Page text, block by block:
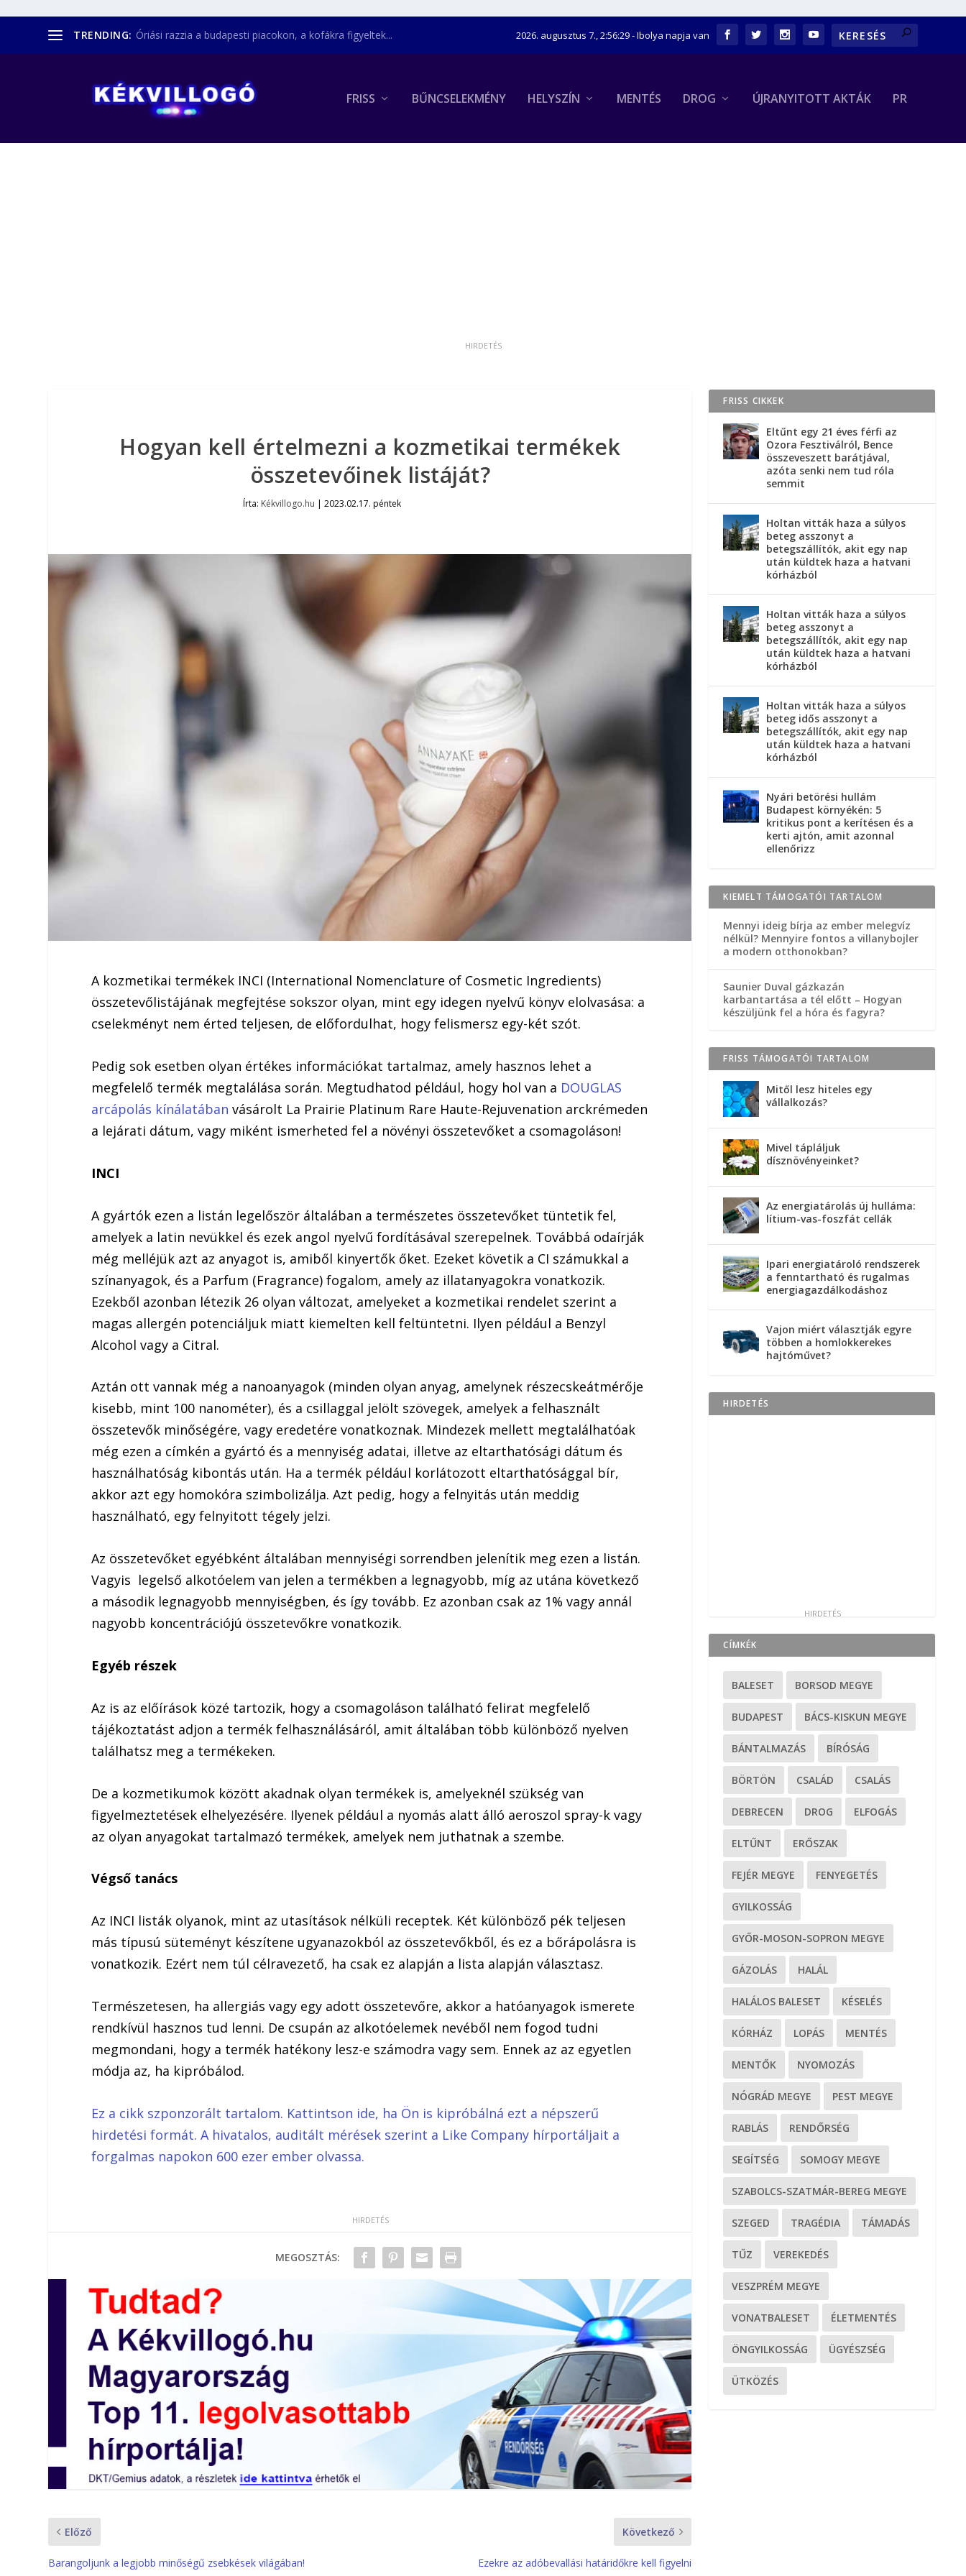
TRENDING: Óriási razzia a budapesti piacokon, a kofákra figyeltek... 2026. augusztus 7., 2:56:30- Ibolya napja van
FRISS BŰNCSELEKMÉNY HELYSZÍN MENTÉS DROG ÚJRANYITOTT AKTÁK PR
Hogyan kell értelmezni a kozmetikai termékek
összetevőinek listáját?
Írta: Kékvillogo.hu |2023.02.17. péntek
A kozmetikai termékek INCI (International Nomenclature of Cosmetic Ingredients)
összetevőlistájának megfejtése sokszor olyan, mint egy idegen nyelvű könyv elolvasása: a
cselekményt nem érted teljesen, de előfordulhat, hogy felismersz egy-két szót.
Pedig sok esetben olyan értékes információkat tartalmaz, amely hasznos lehet a
megfelelő termék megtalálása során. Megtudhatod például, hogy hol van a DOUGLAS
arcápolás kínálatában vásárolt La Prairie Platinum Rare Haute-Rejuvenation arckrémeden
a lejárati dátum, vagy miként ismerheted fel a növényi összetevőket a csomagoláson!
INCI
A gyártók ezen a listán legelőször általában a természetes összetevőket tüntetik fel,
amelyek a latin nevükkel és ezek angol nyelvű fordításával szerepelnek. Továbbá odaírják
még melléjük azt az anyagot is, amiből kinyertők őket. Ezeket követik a CI számukkal a
színanyagok, és a Parfum (Fragrance) fogalom, amely az illatanyagokra vonatkozik.
Ezekből azonban létezik 26 olyan változat, amelyeket a kozmetikai rendelet szerint a
magas allergén potenciáljuk miatt kiemelten kell feltüntetni. Ilyen például a Benzyl
Alcohol vagy a Citral.
Aztán ott vannak még a nanoanyagok (minden olyan anyag, amelynek részecskeátmérője
kisebb, mint 100 nanométer), és a csillaggal jelölt szövegek, amelyek a felhasznált
összetevők minőségére, vagy eredetére vonatkoznak. Mindezek mellett megtalálhatóak
még ezen a címkén a gyártó és a mennyiség adatai, illetve az eltarthatósági dátum és
használhatóság kibontás után. Ha a termék például korlátozott eltarthatósággal bír,
akkor azt egy homokóra szimbolizálja. Azt pedig, hogy a felnyitás után meddig
használható, egy felnyitott tégely jelzi.
Az összetevőket egyébként általában mennyiségi sorrendben jelenítik meg ezen a listán.
Vagyis legelső alkotóelem van jelen a termékben a legnagyobb, míg az utána következő
a második legnagyobb mennyiségben, és így tovább. Ez azonban csak az 1% vagy annál
nagyobb koncentrációjú összetevőkre vonatkozik.
Egyéb részek
Az is az előírások közé tartozik, hogy a csomagoláson található felirat megfelelő
tájékoztatást adjon a termék felhasználásáról, amit általában több különböző nyelven
találhatsz meg a termékeken.
De a kozmetikumok között akadnak olyan termékek is, amelyeknél szükség van
figyelmeztetések elhelyezésére. Ilyenek például a nyomás alatt álló aeroszol spray-k vagy
az olyan anyagokat tartalmazó termékek, amelyek nem juthatnak a szembe.
Végső tanács
Az INCI listák olyanok, mint az utasítások nélküli receptek. Két különböző pék teljesen
más típusú süteményt készítene ugyanazokból az összetevőkből, és ez a bőrápolásra is
vonatkozik. Ezért nem túl célravezető, ha csak ez alapján a lista alapján választasz.
Természetesen, ha allergiás vagy egy adott összetevőre, akkor a hatóanyagok ismerete
rendkívül hasznos tud lenni. De csupán az alkotóelemek nevéből nem fogod tudni
megmondani, hogy a termék hatékony lesz-e számodra vagy sem. Ennek az az egyetlen
módja az, ha kipróbálod.
Ez a cikk szponzorált tartalom. Kattintson ide, ha Ön is kipróbálná ezt a népszerű
hirdetési formát. A hivatalos, auditált mérések szerint a Like Company hírportáljait a
forgalmas napokon 600 ezer ember olvassa.
MEGOSZTÁS:
Előző
Barangoljunk a legjobb minőségű zsebkések világában!
Következő
Ezekre az adóbevallási határidőkre kell figyelni
FRISS CIKKEK
Eltűnt egy 21 éves férfi az
Ozora Fesztiválról, Bence
összeveszett barátjával,
azóta senki nem tud róla
semmit
Holtan vitták haza a súlyos
beteg asszonyt a
betegszállítók, akit egy nap
után küldtek haza a hatvani
kórházból
Holtan vitták haza a súlyos
beteg asszonyt a
betegszállítók, akit egy nap
után küldtek haza a hatvani
kórházból
Holtan vitták haza a súlyos
beteg idős asszonyt a
betegszállítók, akit egy nap
után küldtek haza a hatvani
kórházból
Nyári betörési hullám
Budapest környékén: 5
kritikus pont a kerítésen és a
kerti ajtón, amit azonnal
ellenőrizz
KIEMELT TÁMOGATÓI TARTALOM
Mennyi ideig bírja az ember melegvíz
nélkül? Mennyire fontos a villanybojler
a modern otthonokban?
Saunier Duval gázkazán
karbantartása a tél előtt – Hogyan
készüljünk fel a hóra és fagyra?
FRISS TÁMOGATÓI TARTALOM
Mitől lesz hiteles egy
vállalkozás?
Mivel tápláljuk
dísznövényeinket?
Az energiatárolás új hulláma:
lítium-vas-foszfát cellák
Ipari energiatároló rendszerek
a fenntartható és rugalmas
energiagazdálkodáshoz
Vajon miért választják egyre
többen a homlokkerekes
hajtóművet?
HIRDETÉS
CÍMKÉK
BALESET BORSOD MEGYE
BUDAPEST BÁCS-KISKUN MEGYE
BÁNTALMAZÁS BÍRÓSÁG
BÖRTÖN CSALÁD CSALÁS
DEBRECEN DROG ELFOGÁS
ELTŰNT ERŐSZAK
FEJÉR MEGYE FENYEGETÉS
GYILKOSSÁG
GYŐR-MOSON-SOPRON MEGYE
GÁZOLÁS HALÁL
HALÁLOS BALESET KÉSELÉS
KÓRHÁZ LOPÁS MENTÉS
MENTŐK NYOMOZÁS
NÓGRÁD MEGYE PEST MEGYE
RABLÁS RENDŐRSÉG
SEGÍTSÉG SOMOGY MEGYE
SZABOLCS-SZATMÁR-BEREG MEGYE
SZEGED TRAGÉDIA TÁMADÁS
TŰZ VEREKEDÉS
VESZPRÉM MEGYE
VONATBALESET ÉLETMENTÉS
ÖNGYILKOSSÁG ÜGYÉSZSÉG
ÜTKÖZÉS